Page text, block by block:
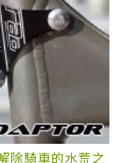
除騎車的水荒之